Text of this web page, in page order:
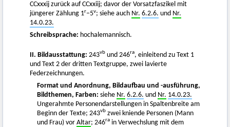
CCxxxij zurück auf CCxxiij; davor der Vorsatzfaszikel mit
jüngerer Zählung 1r−5v; siehe auch Nr. 6.2.6. und Nr.
14.0.23.
Schreibsprache: hochalemannisch.
II. Bildausstattung: 243vb und 246ra, einleitend zu Text 1
und Text 2 der dritten Textgruppe, zwei lavierte
Federzeichnungen.
Format und Anordnung, Bildaufbau und -ausführung,
Bildthemen, Farben: siehe Nr. 6.2.6. und Nr. 14.0.23.
Ungerahmte Personendarstellungen in Spaltenbreite am
Beginn der Texte; 243vb zwei kniende Personen (Mann
und Frau) vor Altar; 246ra in Verwechslung mit dem